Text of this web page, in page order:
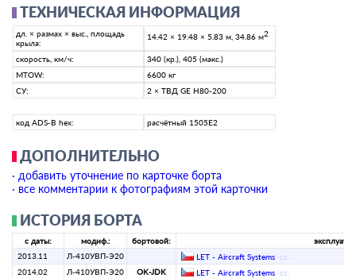
ТЕХНИЧЕСКАЯ ИНФОРМАЦИЯ
дл. × размах × выс., площадь
крыла:
14.42 × 19.48 × 5.83 м, 34.86 м2
скорость, км/ч:
340 (кр.), 405 (макс.)
MTOW:
6600 кг
СУ:
2 × ТВД GE H80-200
код ADS-B hex: расчётный 1505E2
ДОПОЛНИТЕЛЬНО
· добавить уточнение по карточке борта
· все комментарии к фотографиям этой карточки
ИСТОРИЯ БОРТА
с даты: модиф.: бортовой:
2013.11
Л-410УВП-Э20 LET - Aircraft Systems cz
2014.02
Л-410УВП-Э20 OK-JDK LET - Aircraft Systems cz